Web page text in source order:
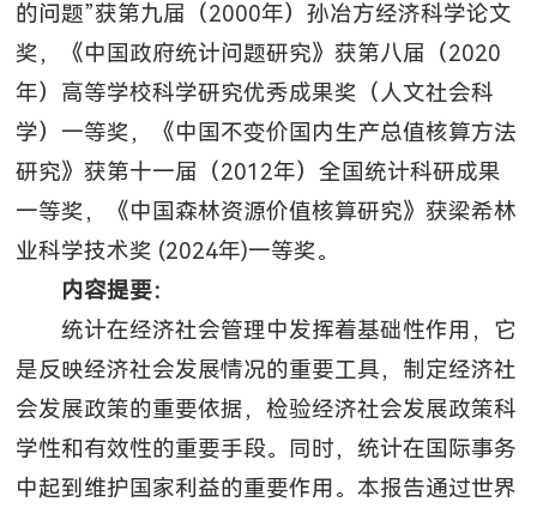
的问题”获第九届（2000年）孙冶方经济科学论文
奖，《中国政府统计问题研究》获第八届（2020
年）高等学校科学研究优秀成果奖（人文社会科
学）一等奖，《中国不变价国内生产总值核算方法
研究》获第十一届（2012年）全国统计科研成果
一等奖，《中国森林资源价值核算研究》获梁希林
业科学技术奖 (2024年)一等奖。
内容提要：
统计在经济社会管理中发挥着基础性作用，它
是反映经济社会发展情况的重要工具，制定经济社
会发展政策的重要依据，检验经济社会发展政策科
学性和有效性的重要手段。同时，统计在国际事务
中起到维护国家利益的重要作用。本报告通过世界